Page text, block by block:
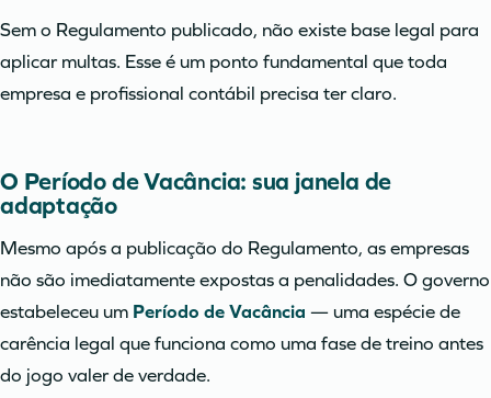
Sem o Regulamento publicado, não existe base legal para
aplicar multas. Esse é um ponto fundamental que toda
empresa e profissional contábil precisa ter claro.
O Período de Vacância: sua janela de
adaptação
Mesmo após a publicação do Regulamento, as empresas
não são imediatamente expostas a penalidades. O governo
estabeleceu um Período de Vacância — uma espécie de
carência legal que funciona como uma fase de treino antes
do jogo valer de verdade.